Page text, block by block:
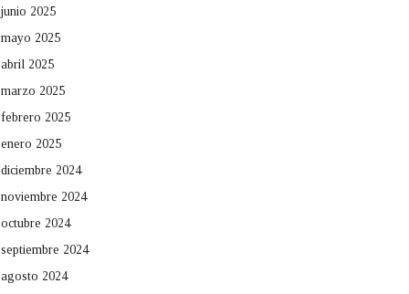
junio 2025
mayo 2025
abril 2025
marzo 2025
febrero 2025
enero 2025
diciembre 2024
noviembre 2024
octubre 2024
septiembre 2024
agosto 2024